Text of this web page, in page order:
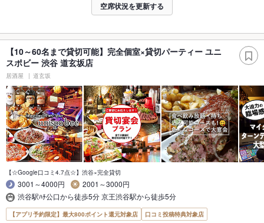
空席状況を更新する
【10～60名まで貸切可能】完全個室×貸切パーティー ユニ
スポビー 渋谷 道玄坂店
居酒屋 道玄坂
【☆Google口コミ4.7点☆】渋谷×完全貸切
3001～4000円
2001～3000円
渋谷駅ﾊﾁ公口から徒歩5分 京王渋谷駅から徒歩5分
【アプリ予約限定】最大800ポイント還元対象店 口コミ投稿特典対象店